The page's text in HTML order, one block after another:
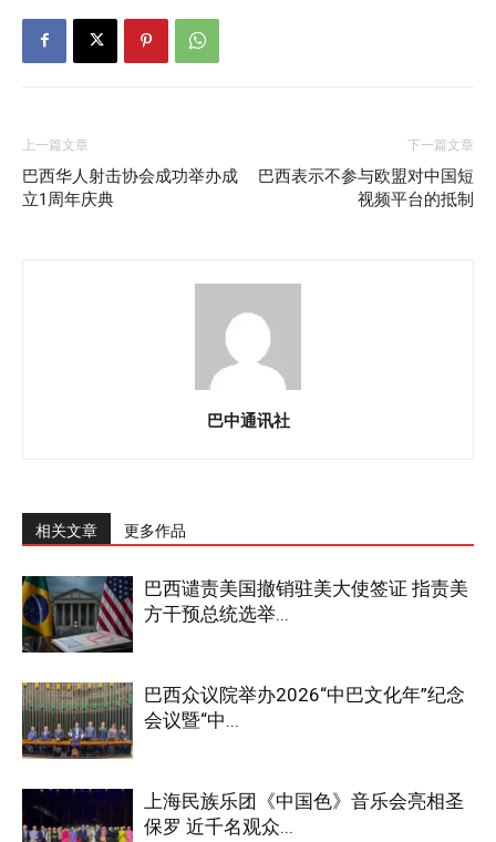
上一篇文章
巴西华人射击协会成功举办成
立1周年庆典
下一篇文章
巴西表示不参与欧盟对中国短
视频平台的抵制
巴中通讯社
相关文章 更多作品
巴西谴责美国撤销驻美大使签证 指责美
方干预总统选举...
巴西众议院举办2026“中巴文化年”纪念
会议暨“中...
上海民族乐团《中国色》音乐会亮相圣
保罗 近千名观众...